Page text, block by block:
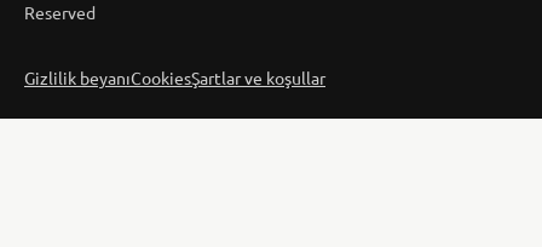
Reserved
Gizlilik beyanıCookiesŞartlar ve koşullar